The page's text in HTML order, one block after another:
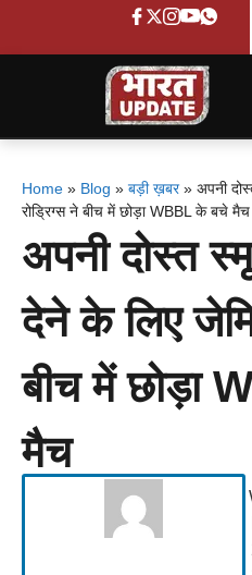
Home » Blog » बड़ी ख़बर» अपनी
रोड्रिग्स ने बीच में छोड़ा WBBL के बचे मैच
अपनी दोस्त
देने के लिए
बीच में छोड़ा
मैच